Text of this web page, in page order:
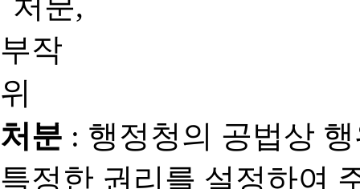
처분 : 행정청의 공법상
특정한 권리를 설정하여